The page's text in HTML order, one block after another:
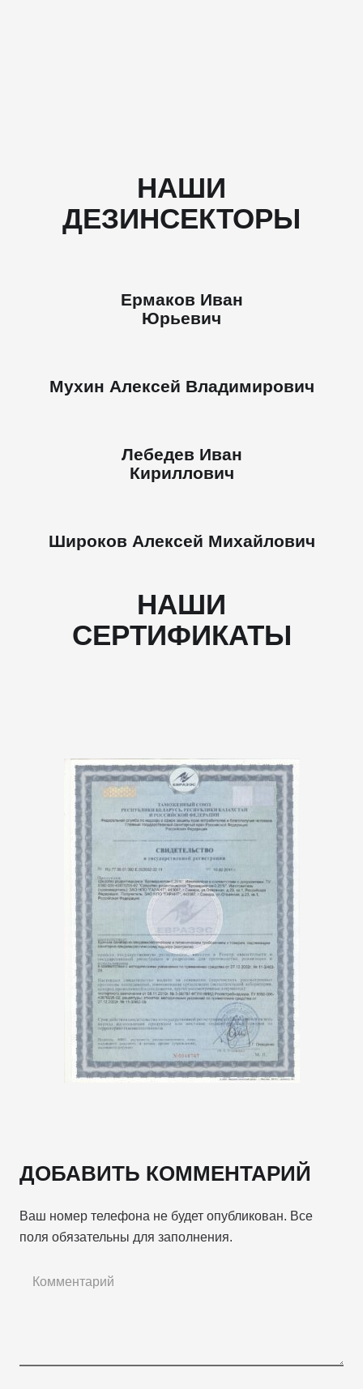
НАШИ
ДЕЗИНСЕКТОРЫ
Ермаков Иван
Юрьевич
Мухин Алексей Владимирович
Лебедев Иван
Кириллович
Широков Алексей Михайлович
НАШИ
СЕРТИФИКАТЫ
ДОБАВИТЬ КОММЕНТАРИЙ
Ваш номер телефона не будет опубликован. Все
поля обязательны для заполнения.